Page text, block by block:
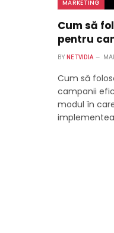
MARKETING
Cum să
pentru
BY NETVIDIA
Cum să
campanii
modul în